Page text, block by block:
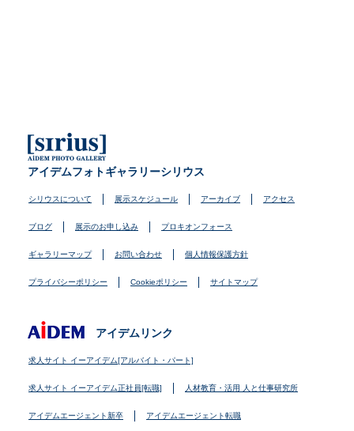
アイデムフォトギャラリーシリウス
シリウスについて 展示スケジュール アーカイブ アクセス
ブログ 展示のお申し込み プロキオンフォース
ギャラリーマップ お問い合わせ 個人情報保護方針
プライバシーポリシー Cookieポリシー サイトマップ
アイデムリンク
求人サイト イーアイデム[アルバイト・パート]
求人サイト イーアイデム正社員[転職] 人材教育・活用 人と仕事研究所
アイデムエージェント新卒 アイデムエージェント転職